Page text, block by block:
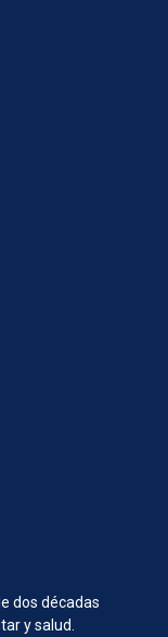
dos décadas
y salud.